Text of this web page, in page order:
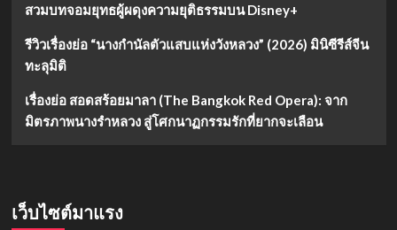
สวมบทจอมยุทธผู้ผดุงความยุติธรรมบน Disney+
รีวิวเรื่องย่อ “นางกำนัลตัวแสบแห่งวังหลวง” (2026) มินิซีรีส์จีน
ทะลุมิติ
เรื่องย่อ สอดสร้อยมาลา (The Bangkok Red Opera): จาก
มิตรภาพนางรำหลวง สู่โศกนาฏกรรมรักที่ยากจะเลือน
เว็บไซต์มาแรง